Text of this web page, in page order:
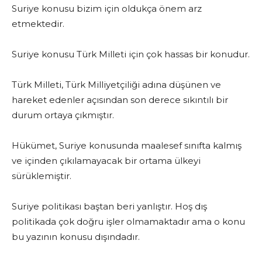
Suriye konusu bizim için oldukça önem arz
etmektedir.
Suriye konusu Türk Milleti için çok hassas bir konudur.
Türk Milleti, Türk Milliyetçiliği adına düşünen ve
hareket edenler açısından son derece sıkıntılı bir
durum ortaya çıkmıştır.
Hükümet, Suriye konusunda maalesef sınıfta kalmış
ve içinden çıkılamayacak bir ortama ülkeyi
sürüklemiştir.
Suriye politikası baştan beri yanlıştır. Hoş dış
politikada çok doğru işler olmamaktadır ama o konu
bu yazının konusu dışındadır.